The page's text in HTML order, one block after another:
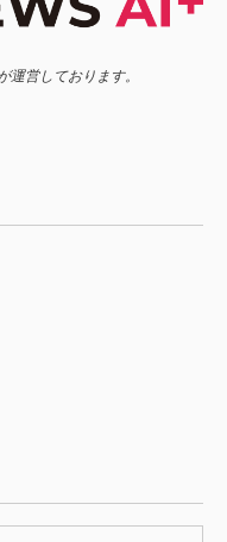
運営しております。